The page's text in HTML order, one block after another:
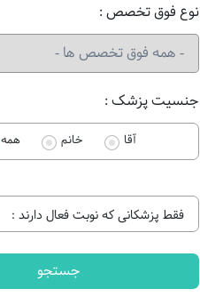
نوع فوق تخصص :
جنسیت پزشک :
آقا خانم همه
فقط پزشکانی که نوبت فعال دارند :
جستجو